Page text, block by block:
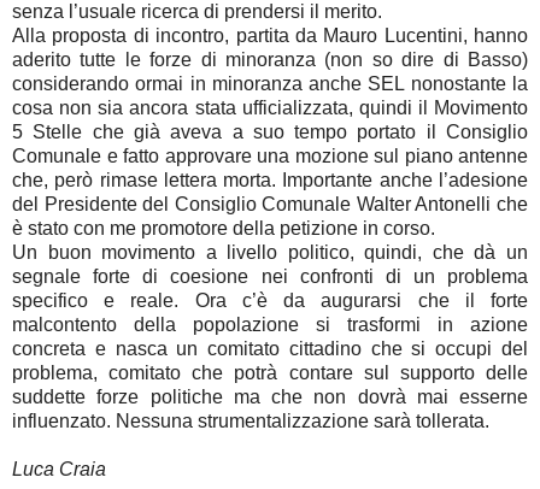
senza l’usuale ricerca di prendersi il merito.
Alla proposta di incontro, partita da Mauro Lucentini, hanno
aderito tutte le forze di minoranza (non so dire di Basso)
considerando ormai in minoranza anche SEL nonostante la
cosa non sia ancora stata ufficializzata, quindi il Movimento
5 Stelle che già aveva a suo tempo portato il Consiglio
Comunale e fatto approvare una mozione sul piano antenne
che, però rimase lettera morta. Importante anche l’adesione
del Presidente del Consiglio Comunale Walter Antonelli che
è stato con me promotore della petizione in corso.
Un buon movimento a livello politico, quindi, che dà un
segnale forte di coesione nei confronti di un problema
specifico e reale. Ora c’è da augurarsi che il forte
malcontento della popolazione si trasformi in azione
concreta e nasca un comitato cittadino che si occupi del
problema, comitato che potrà contare sul supporto delle
suddette forze politiche ma che non dovrà mai esserne
influenzato. Nessuna strumentalizzazione sarà tollerata.
Luca Craia